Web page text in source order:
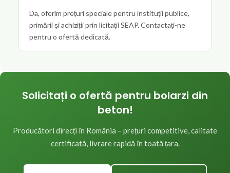
Da, oferim prețuri speciale pentru instituții publice,
primării și achiziții prin licitații SEAP. Contactați-ne
pentru o ofertă dedicată.
Solicitați o ofertă pentru bolarzi din
beton!
Producători direcți în România – prețuri competitive, calitate
certificată, livrare rapidă în toată țara.